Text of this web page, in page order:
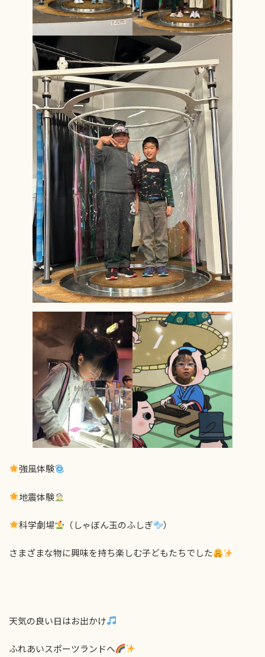
強風体験
地震体験
科学劇場 （しゃぼん玉のふしぎ ）
さまざまな物に興味を持ち楽しむ子どもたちでした
天気の良い日はお出かけ
ふれあいスポーツランドへ